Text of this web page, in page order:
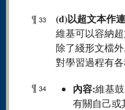
¶ 33 (d)以超文本作
維基可以容納
除了綫形文檔
對學習過程有
¶ 34 內容:維基
有關自己或